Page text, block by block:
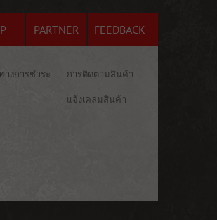
PARTNER FEEDBACK
างการชำระ
การติดตามสินค้า
แจ้งเคลมสินค้า